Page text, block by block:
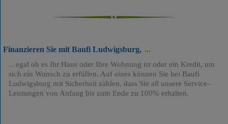
Finanzieren Sie mit Baufi Ludwigsburg,
egal ob es Ihr Haus oder Ihre Wohnung ist oder ein Kredit, um
sich ein Wunsch zu erfüllen. Auf eines können Sie bei Baufi
Ludwigsburg mit Sicherheit zählen, dass Sie all unsere Service-
Leistungen von Anfang bis zum Ende zu 100% erhalten.